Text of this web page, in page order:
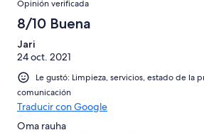
Opinión verificada
8/10 Buena
Jari
24 oct. 2021
Le gustó: Limpieza, servicios, estado de la
comunicación
Traducir con Google
Oma rauha